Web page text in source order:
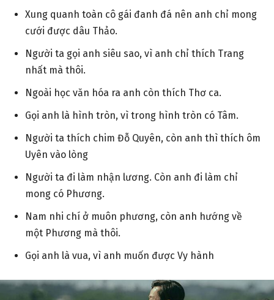
Xung quanh toàn cô gái đanh đá nên anh chỉ mong
cưới được dâu Thảo.
Người ta gọi anh siêu sao, vì anh chỉ thích Trang
nhất mà thôi.
Ngoài học văn hóa ra anh còn thích Thơ ca.
Gọi anh là hình tròn, vì trong hình tròn có Tâm.
Người ta thích chim Đỗ Quyên, còn anh thì thích ôm
Uyên vào lòng
Người ta đi làm nhận lương. Còn anh đi làm chỉ
mong có Phương.
Nam nhi chí ở muôn phương, còn anh hướng về
một Phương mà thôi.
Gọi anh là vua, vì anh muốn được Vy hành